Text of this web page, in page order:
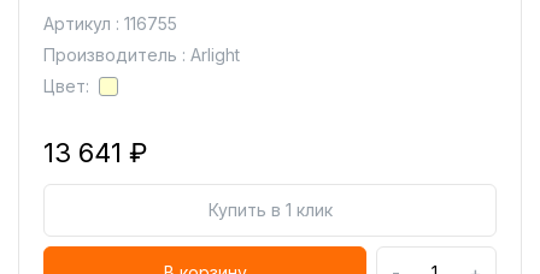
Артикул : 116755
Производитель : Arlight
Цвет:
13 641 ₽
Купить в 1 клик